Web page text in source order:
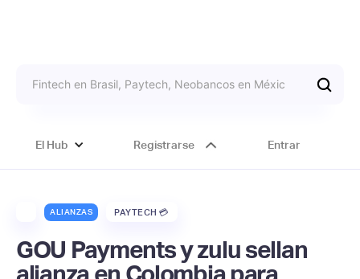
El Hub Registrarse Entrar
ALIANZAS PAYTECH 💳
GOU Payments y zulu sellan